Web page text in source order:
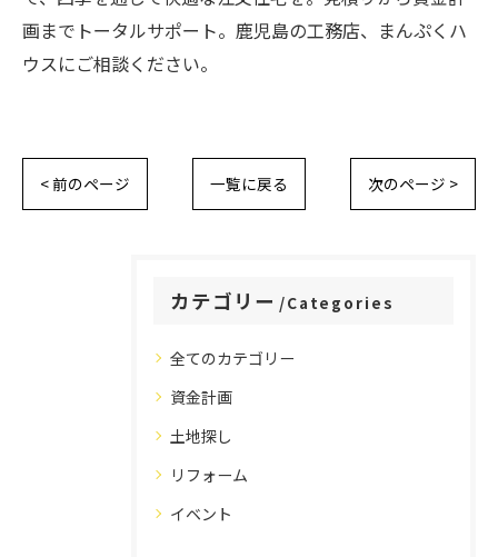
画までトータルサポート。鹿児島の工務店、まんぷくハ
ウスにご相談ください。
< 前のページ 一覧に戻る 次のページ >
カテゴリー Categories
全てのカテゴリー
資金計画
土地探し
リフォーム
イベント